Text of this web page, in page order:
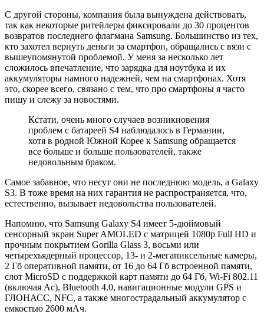
С другой стороны, компания была вынуждена действовать,
так как некоторые ритейлеры фиксировали до 30 процентов
возвратов последнего флагмана Samsung. Большинство из тех,
кто захотел вернуть деньги за смартфон, обращались с вязи с
вышеупомянутой проблемой. У меня за несколько лет
сложилось впечатление, что зарядка для ноутбука и их
аккумуляторы намного надежней, чем на смартфонах. Хотя
это, скорее всего, связано с тем, что про смартфоны я часто
пишу и слежу за новостями.
Кстати, очень много случаев возникновения
проблем с батареей S4 наблюдалось в Германии,
хотя в родной Южной Корее к Samsung обращается
все больше и больше пользователей, также
недовольным браком.
Самое забавное, что несут они не последнюю модель, а Galaxy
S3. В тоже время на них гарантия не распространяется, что,
естественно, вызывает недовольства пользователей.
Напомню, что Samsung Galaxy S4 имеет 5-дюймовый
сенсорный экран Super AMOLED с матрицей 1080p Full HD и
прочным покрытием Gorilla Glass 3, восьми или
четырехъядерный процессор, 13- и 2-мегапиксельные камеры,
2 Гб оперативной памяти, от 16 до 64 Гб встроенной памяти,
слот MicroSD с поддержкой карт памяти до 64 Гб, Wi-Fi 802.11
(включая Ac), Bluetooth 4.0, навигационные модули GPS и
ГЛОНАСС, NFC, а также многострадальный аккумулятор с
емкостью 2600 мАч.